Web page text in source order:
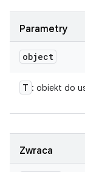
Parametry
object
T : obiekt do
Zwraca